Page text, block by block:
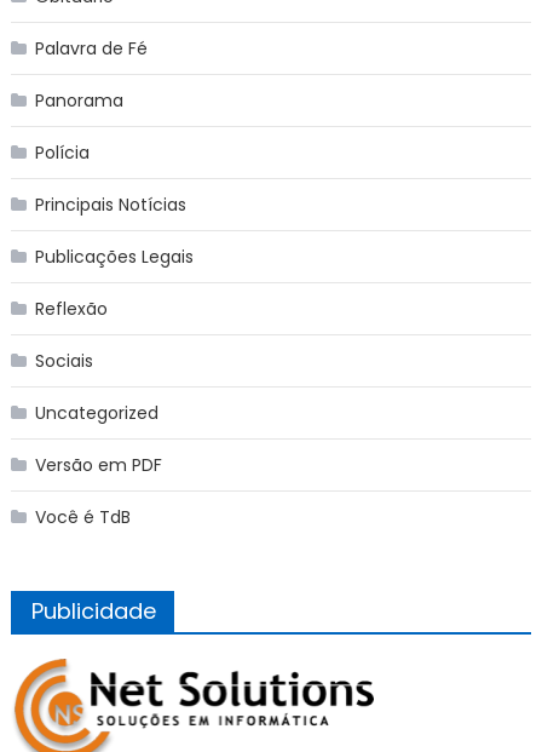
Palavra de Fé
Panorama
Polícia
Principais Notícias
Publicações Legais
Reflexão
Sociais
Uncategorized
Versão em PDF
Você é TdB
Publicidade